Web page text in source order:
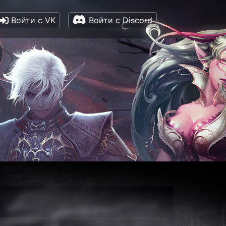
Войти с VK Войти с Discord